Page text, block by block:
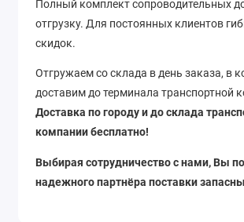
Полный комплект сопроводительных
отгрузку. Для постоянных клиентов
скидок.
Отгружаем со склада в день заказа, в
доставим до терминала транспортной
Доставка по городу и до склада
компании бесплатно!
Выбирая сотрудничество с нами, Вы
надежного партнёра поставки